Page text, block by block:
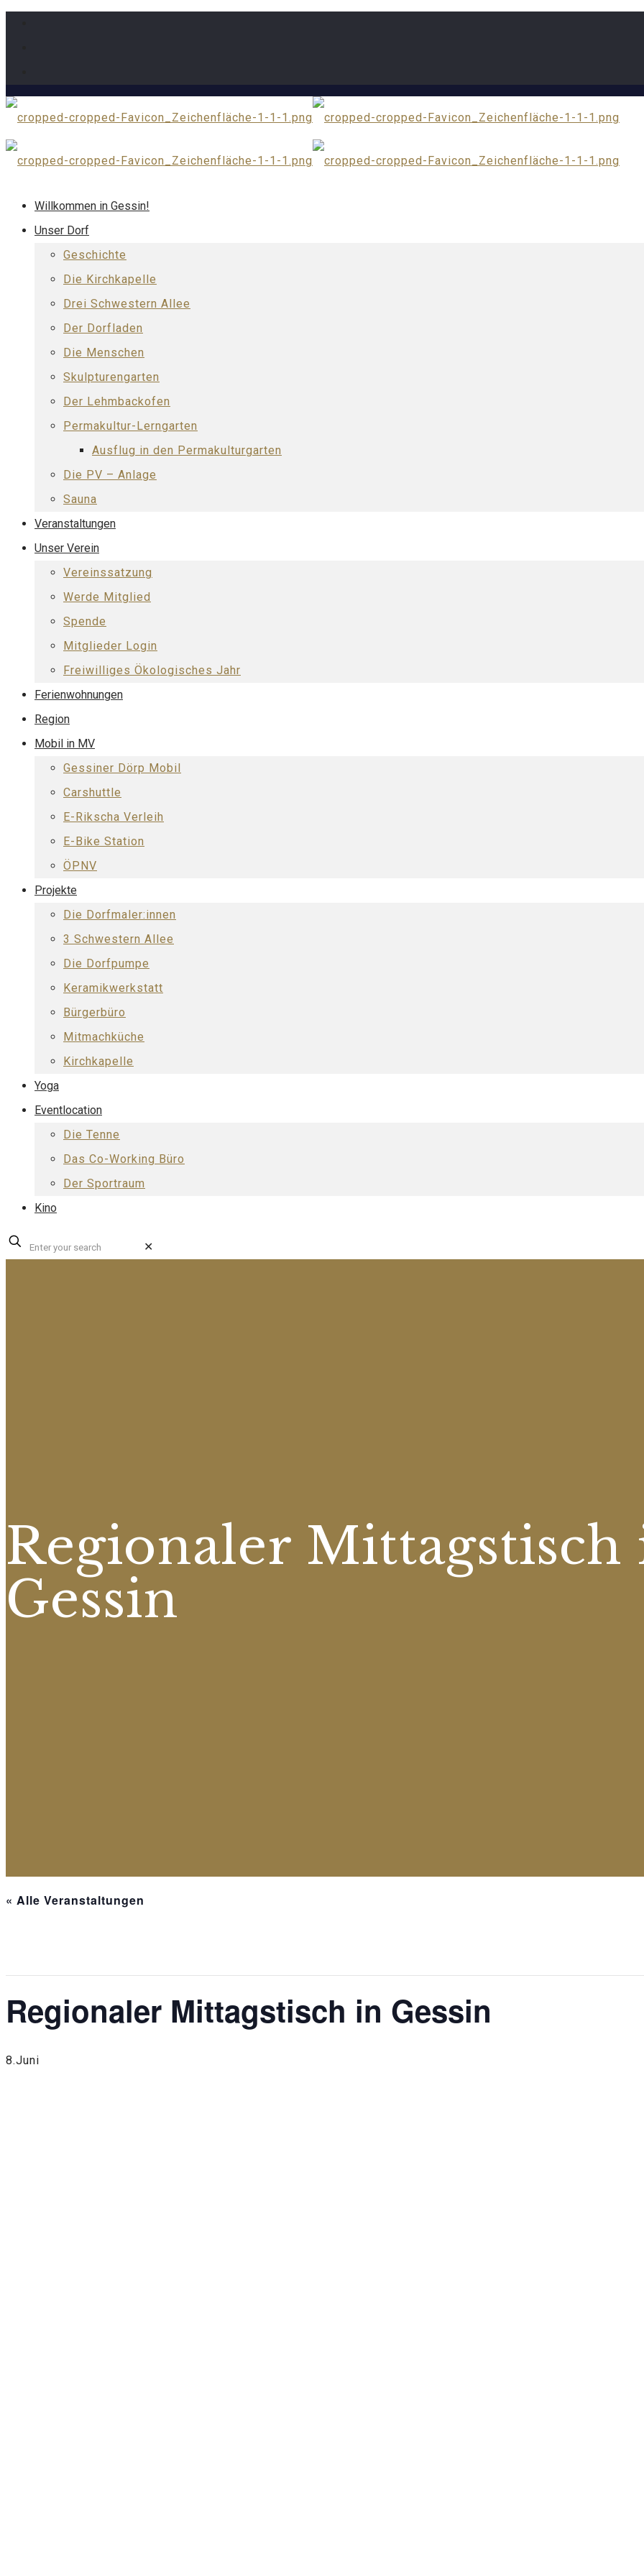
Willkommen in Gessin!
Unser Dorf
Geschichte
Die Kirchkapelle
Drei Schwestern Allee
Der Dorfladen
Die Menschen
Skulpturengarten
Der Lehmbackofen
Permakultur-Lerngarten
Ausflug in den Permakulturgarten
Die PV – Anlage
Sauna
Veranstaltungen
Unser Verein
Vereinssatzung
Werde Mitglied
Spende
Mitglieder Login
Freiwilliges Ökologisches Jahr
Ferienwohnungen
Region
Mobil in MV
Gessiner Dörp Mobil
Carshuttle
E-Rikscha Verleih
E-Bike Station
ÖPNV
Projekte
Die Dorfmaler:innen
3 Schwestern Allee
Die Dorfpumpe
Keramikwerkstatt
Bürgerbüro
Mitmachküche
Kirchkapelle
Yoga
Eventlocation
Die Tenne
Das Co-Working Büro
Der Sportraum
Kino
✕
Regionaler Mittagstisch
Gessin
« Alle Veranstaltungen
Regionaler Mittagstisch in Gessin
8.Juni